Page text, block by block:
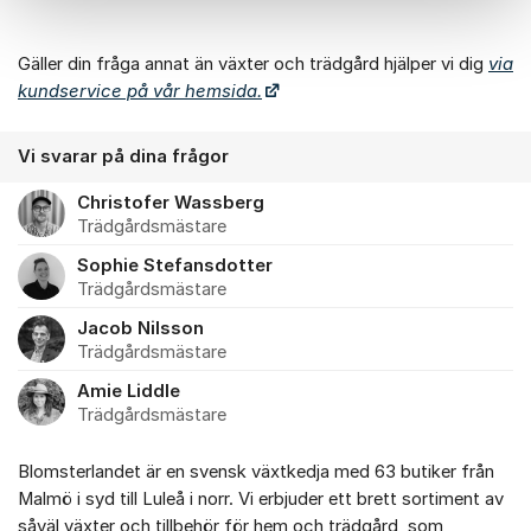
Gäller din fråga annat än växter och trädgård hjälper vi dig via
kundservice på vår hemsida.
Vi svarar på dina frågor
Christofer Wassberg
Trädgårdsmästare
Sophie Stefansdotter
Trädgårdsmästare
Jacob Nilsson
Trädgårdsmästare
Amie Liddle
Trädgårdsmästare
Blomsterlandet är en svensk växtkedja med 63 butiker från
Malmö i syd till Luleå i norr. Vi erbjuder ett brett sortiment av